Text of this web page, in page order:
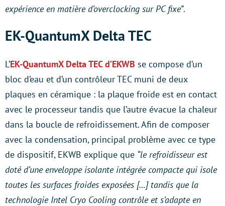
expérience en matière d’overclocking sur PC fixe”.
EK-QuantumX Delta TEC
L’EK-QuantumX Delta TEC d’EKWB se compose d’un
bloc d’eau et d’un contrôleur TEC muni de deux
plaques en céramique : la plaque froide est en contact
avec le processeur tandis que l’autre évacue la chaleur
dans la boucle de refroidissement. Afin de composer
avec la condensation, principal problème avec ce type
de dispositif, EKWB explique que “le refroidisseur est
doté d’une enveloppe isolante intégrée compacte qui isole
toutes les surfaces froides exposées […] tandis que la
technologie Intel Cryo Cooling contrôle et s’adapte en